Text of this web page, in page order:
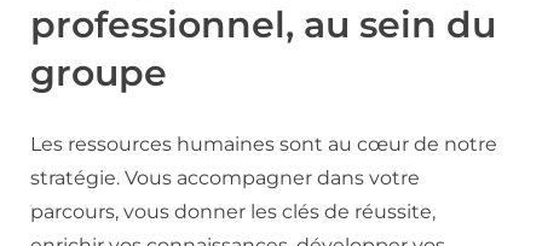
professionnel, au sein du
groupe
Les ressources humaines sont au cœur de notre
stratégie. Vous accompagner dans votre
parcours, vous donner les clés de réussite,